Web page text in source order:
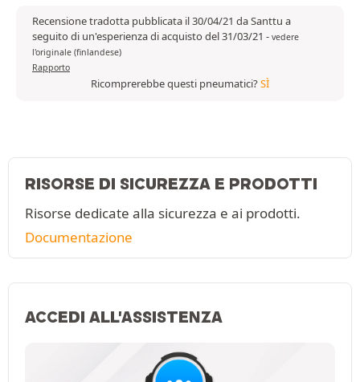
Recensione tradotta pubblicata il 30/04/21 da Santtu a
seguito di un'esperienza di acquisto del 31/03/21 - vedere
l'originale (finlandese)
Rapporto
Ricomprerebbe questi pneumatici?SÌ
RISORSE DI SICUREZZA E PRODOTTI
Risorse dedicate alla sicurezza e ai prodotti.
Documentazione
ACCEDI ALL'ASSISTENZA